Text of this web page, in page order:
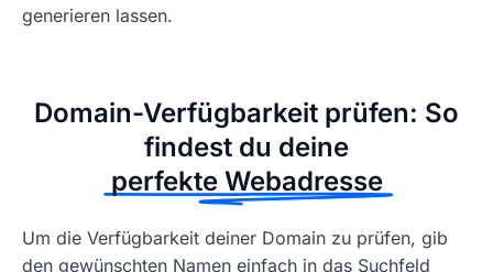
generieren lassen.
Domain-Verfügbarkeit prüfen: So
findest du deine
perfekte Webadresse
Um die Verfügbarkeit deiner Domain zu prüfen, gib
den gewünschten Namen einfach in das Suchfeld